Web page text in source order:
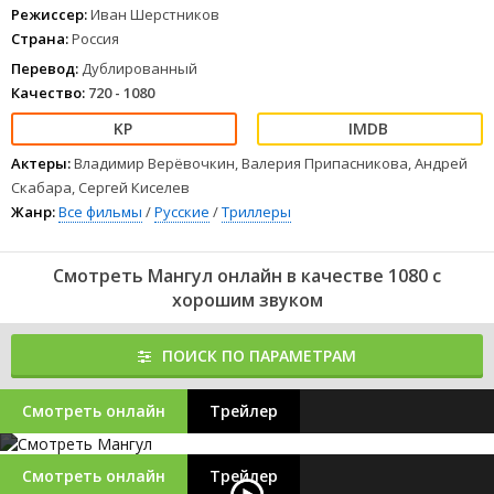
Режиссер:Иван Шерстников
Страна:Россия
Перевод: Дублированный
Качество: 720 - 1080
Актеры:Владимир Верёвочкин, Валерия Припасникова, Андрей
Скабара, Сергей Киселев
Жанр:Все фильмы /Русские /Триллеры
Смотреть Мангул онлайн в качестве 1080 с
хорошим звуком
ПОИСК ПО ПАРАМЕТРАМ
Смотреть онлайн Трейлер
Смотреть онлайн Трейлер